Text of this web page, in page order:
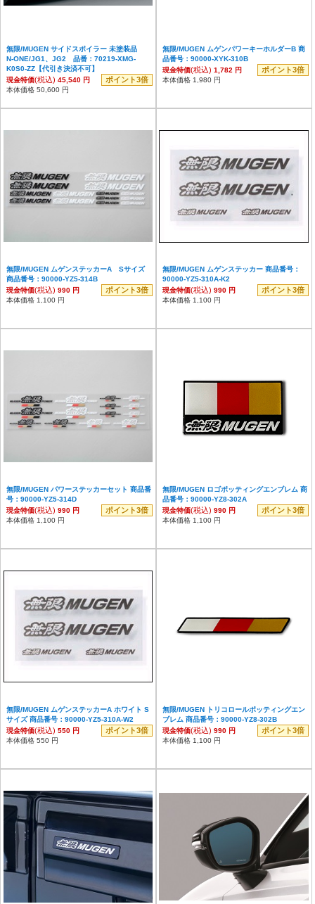
無限/MUGEN サイドスポイラー 未塗装品
N-ONE/JG1、JG2 品番：70219-XMG-
K0S0-ZZ【代引き決済不可】
現金特価(税込) 45,540 円 ポイント3倍
本体価格 50,600 円
無限/MUGEN ムゲンパワーキーホルダーB 商
品番号：90000-XYK-310B
現金特価(税込) 1,782 円 ポイント3倍
本体価格 1,980 円
無限/MUGEN ムゲンステッカーA Sサイズ
商品番号：90000-YZ5-314B
現金特価(税込) 990 円 ポイント3倍
本体価格 1,100 円
無限/MUGEN ムゲンステッカー 商品番号：
90000-YZ5-310A-K2
現金特価(税込) 990 円 ポイント3倍
本体価格 1,100 円
無限/MUGEN パワーステッカーセット 商品番
号：90000-YZ5-314D
現金特価(税込) 990 円 ポイント3倍
本体価格 1,100 円
無限/MUGEN ロゴポッティングエンブレム 商
品番号：90000-YZ8-302A
現金特価(税込) 990 円 ポイント3倍
本体価格 1,100 円
無限/MUGEN ムゲンステッカーA ホワイト S
サイズ 商品番号：90000-YZ5-310A-W2
現金特価(税込) 550 円 ポイント3倍
本体価格 550 円
無限/MUGEN トリコロールポッティングエン
ブレム 商品番号：90000-YZ8-302B
現金特価(税込) 990 円 ポイント3倍
本体価格 1,100 円